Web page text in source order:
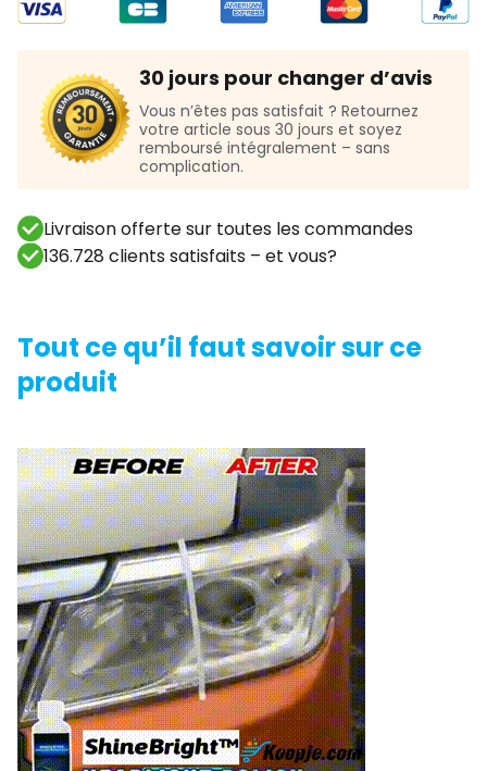
30 jours pour changer d’avis
Vous n’êtes pas satisfait ? Retournez
votre article sous 30 jours et soyez
remboursé intégralement – sans
complication.
Livraison offerte sur toutes les commandes
136.728 clients satisfaits – et vous?
Tout ce qu’il faut savoir sur ce
produit